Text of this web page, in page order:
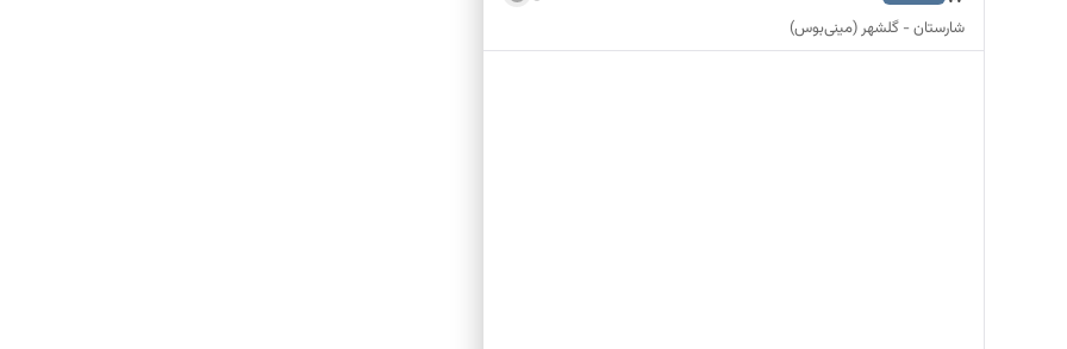
شارستان - گلشهر (مینی‌بوس)